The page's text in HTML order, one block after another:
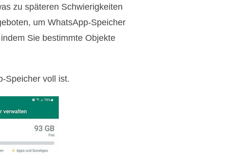
zu späteren Schwierigkeiten
um WhatsApp-Speicher
Sie bestimmte Objekte
Speicher voll ist.